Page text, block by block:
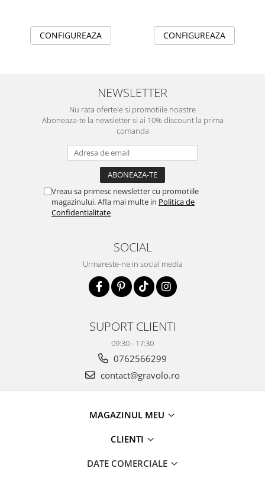
CONFIGUREAZA CONFIGUREAZA
NEWSLETTER
Nu rata ofertele si promotiile noastre
Aboneaza-te la newsletter si ai 10% discount la prima
comanda
Vreau sa primesc newsletter cu promotiile
magazinului. Afla mai multe in Politica de
Confidentialitate
SOCIAL
Urmareste-ne in social media
SUPORT CLIENTI
09:30 - 17:30
0762566299
contact@gravolo.ro
MAGAZINUL MEU
CLIENTI
DATE COMERCIALE